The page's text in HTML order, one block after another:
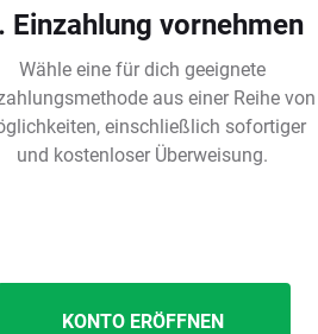
Einzahlung vornehmen
Wähle eine für dich geeignete
aus einer Reihe von
einschließlich sofortiger
und kostenloser Überweisung.
KONTO ERÖFFNEN